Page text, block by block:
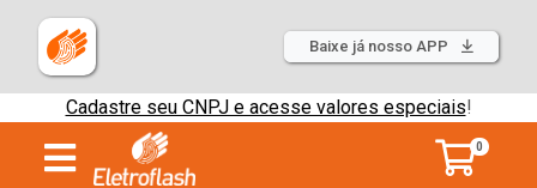
Baixe já nosso APP
Cadastre seu CNPJ e acesse valores especiais!
0